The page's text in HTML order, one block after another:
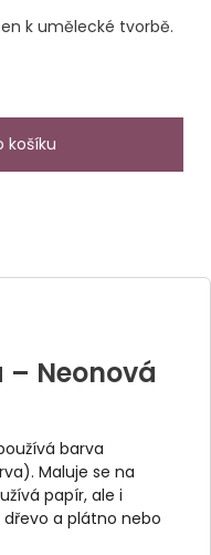
k umělecké tvorbě.
košíku
Neonová
barva
Maluje se na
papír, ale i
dřevo a plátno nebo